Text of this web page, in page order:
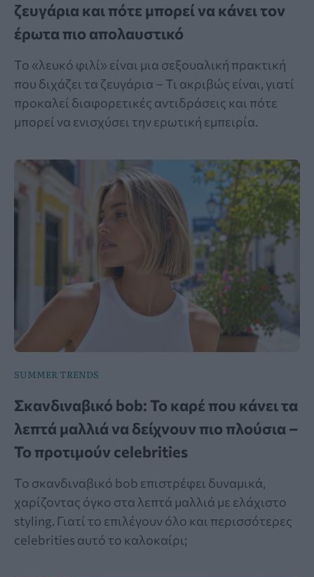
ζευγάρια και πότε μπορεί να κάνει τον
έρωτα πιο απολαυστικό
Το «λευκό φιλί» είναι μια σεξουαλική πρακτική
που διχάζει τα ζευγάρια – Τι ακριβώς είναι, γιατί
προκαλεί διαφορετικές αντιδράσεις και πότε
μπορεί να ενισχύσει την ερωτική εμπειρία.
SUMMER TRENDS
Σκανδιναβικό bob: Το καρέ που κάνει τα
λεπτά μαλλιά να δείχνουν πιο πλούσια –
Το προτιμούν celebrities
Το σκανδιναβικό bob επιστρέφει δυναμικά,
χαρίζοντας όγκο στα λεπτά μαλλιά με ελάχιστο
styling. Γιατί το επιλέγουν όλο και περισσότερες
celebrities αυτό το καλοκαίρι;